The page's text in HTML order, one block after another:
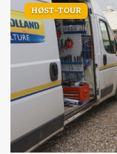
HØST-TOUR